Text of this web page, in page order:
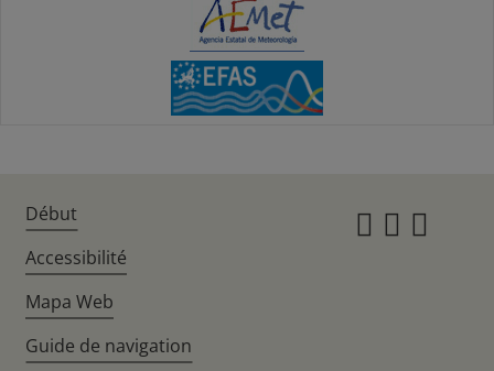
Début
Accessibilité
Mapa Web
Guide de navigation